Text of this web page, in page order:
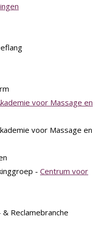
voor Massage en
voor Massage en
- Centrum voor
Reclamebranche